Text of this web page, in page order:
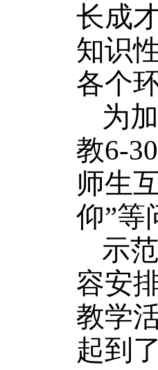
长成
知识
各个
为
教6-
师生
仰”等
示
容安
教学
起到